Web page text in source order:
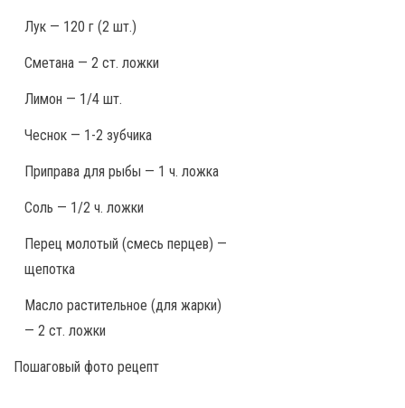
Лук — 120 г (2 шт.)
Сметана — 2 ст. ложки
Лимон — 1/4 шт.
Чеснок — 1-2 зубчика
Приправа для рыбы — 1 ч. ложка
Соль — 1/2 ч. ложки
Перец молотый (смесь перцев) —
щепотка
Масло растительное (для жарки)
— 2 ст. ложки
Пошаговый фото рецепт